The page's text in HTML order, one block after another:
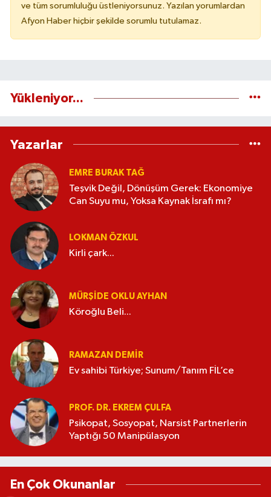
ve tüm sorumluluğu üstleniyorsunuz. Yazılan yorumlardan
Afyon Haber hiçbir şekilde sorumlu tutulamaz.
Yükleniyor...
Yazarlar
EMRE BURAK TAĞ
Teşvik Değil, Dönüşüm Gerek: Ekonomiye
Can Suyu mu, Yoksa Kaynak İsrafı mı?
LOKMAN ÖZKUL
Kirli çark...
MÜRŞIDE OKLU AYHAN
Köroğlu Beli...
RAMAZAN DEMİR
Ev sahibi Türkiye; Sunum/Tanım FİL’ce
PROF. DR. EKREM ÇULFA
Psikopat, Sosyopat, Narsist Partnerlerin
Yaptığı 50 Manipülasyon
En Çok Okunanlar